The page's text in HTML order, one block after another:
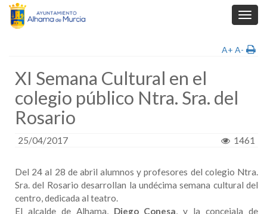
A+ A-
XI Semana Cultural en el
colegio público Ntra. Sra. del
Rosario
25/04/2017 1461
Del 24 al 28 de abril alumnos y profesores del colegio Ntra.
Sra. del Rosario desarrollan la undécima semana cultural del
centro, dedicada al teatro.
El alcalde de Alhama, Diego Conesa, y la concejala de